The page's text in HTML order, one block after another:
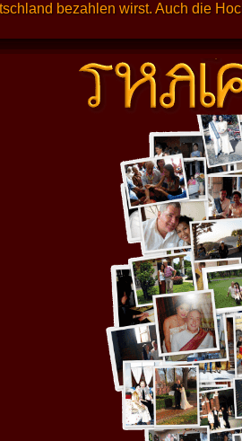
bezahlen wirst. Auch die